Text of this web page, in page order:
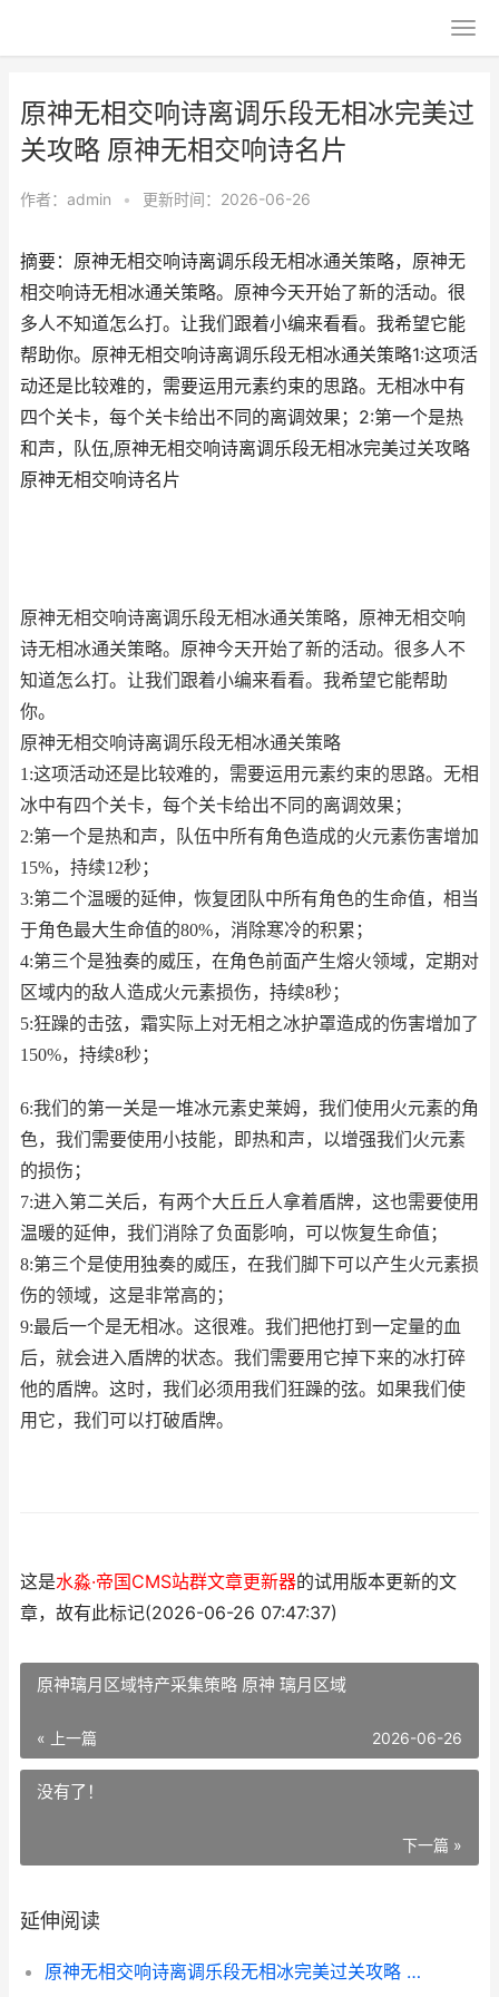
原神无相交响诗离调乐段无相冰完美过
关攻略 原神无相交响诗名片
作者： admin • 更新时间：2026-06-26
摘要：原神无相交响诗离调乐段无相冰通关策略，原神无
相交响诗无相冰通关策略。原神今天开始了新的活动。很
多人不知道怎么打。让我们跟着小编来看看。我希望它能
帮助你。原神无相交响诗离调乐段无相冰通关策略1:这项活
动还是比较难的，需要运用元素约束的思路。无相冰中有
四个关卡，每个关卡给出不同的离调效果；2:第一个是热
和声，队伍,原神无相交响诗离调乐段无相冰完美过关攻略
原神无相交响诗名片
原神无相交响诗离调乐段无相冰通关策略，原神无相交响
诗无相冰通关策略。原神今天开始了新的活动。很多人不
知道怎么打。让我们跟着小编来看看。我希望它能帮助
你。
原神无相交响诗离调乐段无相冰通关策略
1:这项活动还是比较难的，需要运用元素约束的思路。无相
冰中有四个关卡，每个关卡给出不同的离调效果；
2:第一个是热和声，队伍中所有角色造成的火元素伤害增加
15%，持续12秒；
3:第二个温暖的延伸，恢复团队中所有角色的生命值，相当
于角色最大生命值的80%，消除寒冷的积累；
4:第三个是独奏的威压，在角色前面产生熔火领域，定期对
区域内的敌人造成火元素损伤，持续8秒；
5:狂躁的击弦，霜实际上对无相之冰护罩造成的伤害增加了
150%，持续8秒；
6:我们的第一关是一堆冰元素史莱姆，我们使用火元素的角
色，我们需要使用小技能，即热和声，以增强我们火元素
的损伤；
7:进入第二关后，有两个大丘丘人拿着盾牌，这也需要使用
温暖的延伸，我们消除了负面影响，可以恢复生命值；
8:第三个是使用独奏的威压，在我们脚下可以产生火元素损
伤的领域，这是非常高的；
9:最后一个是无相冰。这很难。我们把他打到一定量的血
后，就会进入盾牌的状态。我们需要用它掉下来的冰打碎
他的盾牌。这时，我们必须用我们狂躁的弦。如果我们使
用它，我们可以打破盾牌。
这是水淼·帝国CMS站群文章更新器的试用版本更新的文
章，故有此标记(2026-06-26 07:47:37)
原神璃月区域特产采集策略 原神 璃月区域
« 上一篇 2026-06-26
没有了！
下一篇 »
延伸阅读
原神无相交响诗离调乐段无相冰完美过关攻略 原神无相交响诗名片